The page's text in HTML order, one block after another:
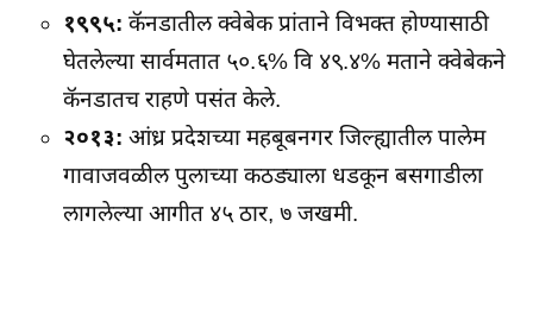
१९९५: कॅनडातील क्वेबेक प्रांताने विभक्त होण्यासाठी
घेतलेल्या सार्वमतात ५०.६% वि ४९.४% मताने क्वेबेकने
कॅनडातच राहणे पसंत केले.
२०१३: आंध्र प्रदेशच्या महबूबनगर जिल्ह्यातील पालेम
गावाजवळील पुलाच्या कठड्याला धडकून बसगाडीला
लागलेल्या आगीत ४५ ठार, ७ जखमी.